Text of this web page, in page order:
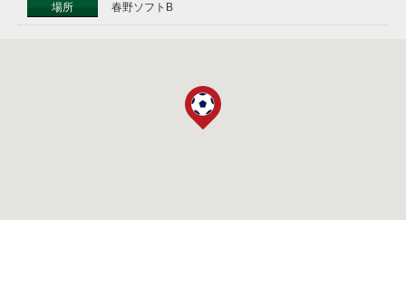
場所 春野ソフトB